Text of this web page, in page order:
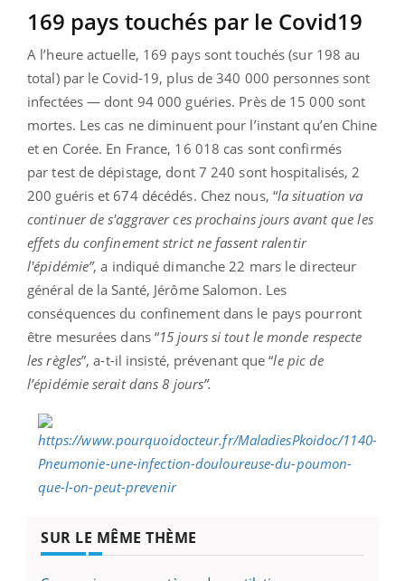
169 pays touchés par le Covid19
A l’heure actuelle, 169 pays sont touchés (sur 198 au
total) par le Covid-19, plus de 340 000 personnes sont
infectées — dont 94 000 guéries. Près de 15 000 sont
mortes. Les cas ne diminuent pour l’instant qu’en Chine
et en Corée. En France, 16 018 cas sont confirmés
par test de dépistage, dont 7 240 sont hospitalisés, 2
200 guéris et 674 décédés. Chez nous, “la situation va
continuer de s'aggraver ces prochains jours avant que les
effets du confinement strict ne fassent ralentir
l'épidémie”, a indiqué dimanche 22 mars le directeur
général de la Santé, Jérôme Salomon. Les
conséquences du confinement dans le pays pourront
être mesurées dans “15 jours si tout le monde respecte
les règles”, a-t-il insisté, prévenant que “le pic de
l’épidémie serait dans 8 jours”.
SUR LE MÊME THÈME